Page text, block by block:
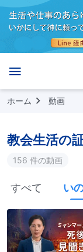
ホーム 動画
教会生活の
156 件の動画
すべて い